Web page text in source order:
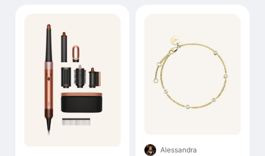
Alessandra